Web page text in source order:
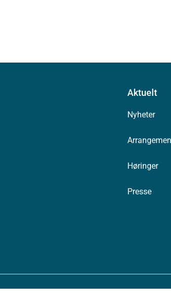
Aktuelt
Nyheter
Høringer
Presse